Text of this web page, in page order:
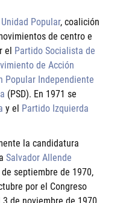
Unidad Popular, coalición
de centro e
el Partido Socialista de
de Acción
Popular Independiente
(PSD). En 1971 se
y el Partido Izquierda
la candidatura
Salvador Allende
septiembre de 1970,
por el Congreso